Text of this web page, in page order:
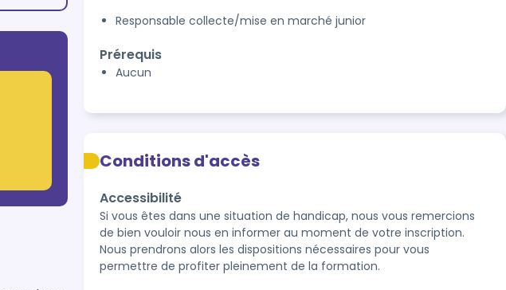
Responsable collecte/mise en marché junior
Prérequis
Aucun
Conditions d'accès
Accessibilité
Si vous êtes dans une situation de handicap, nous vous remercions
de bien vouloir nous en informer au moment de votre inscription.
Nous prendrons alors les dispositions nécessaires pour vous
permettre de profiter pleinement de la formation.